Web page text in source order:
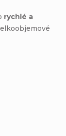
rychlé a